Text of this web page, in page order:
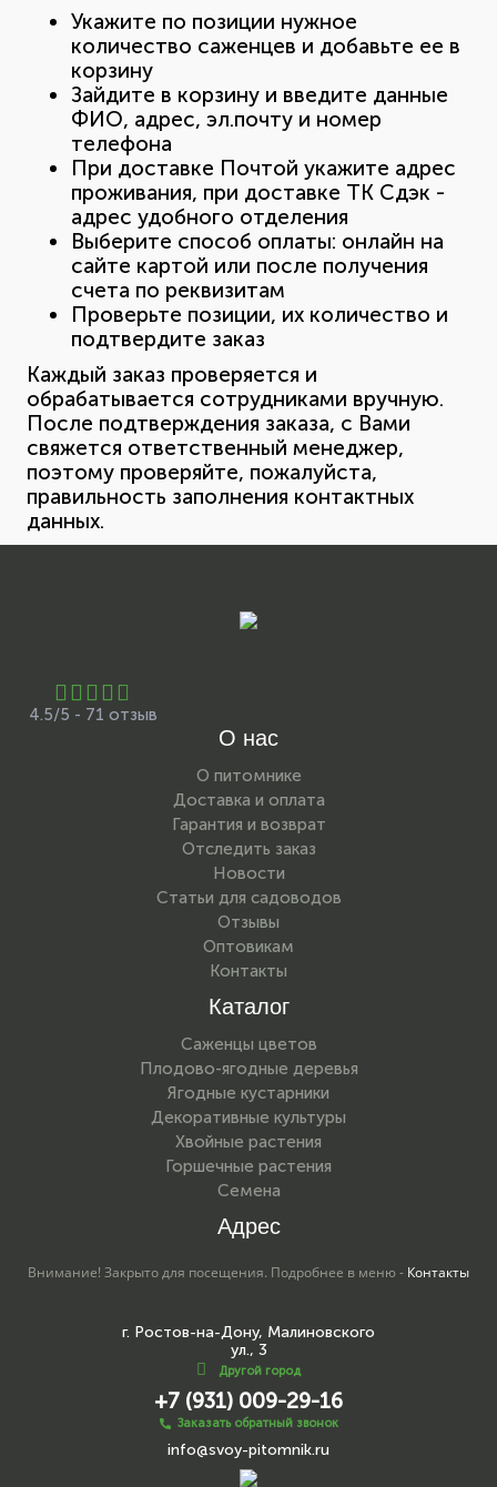
Укажите по позиции нужное
количество саженцев и добавьте ее в
корзину
Зайдите в корзину и введите данные
ФИО, адрес, эл.почту и номер
телефона
При доставке Почтой укажите адрес
проживания, при доставке ТК Сдэк -
адрес удобного отделения
Выберите способ оплаты: онлайн на
сайте картой или после получения
счета по реквизитам
Проверьте позиции, их количество и
подтвердите заказ
Каждый заказ проверяется и
обрабатывается сотрудниками вручную.
После подтверждения заказа, с Вами
свяжется ответственный менеджер,
поэтому проверяйте, пожалуйста,
правильность заполнения контактных
данных.
4.5/5 - 71 отзыв
О нас
О питомнике
Доставка и оплата
Гарантия и возврат
Отследить заказ
Новости
Статьи для садоводов
Отзывы
Оптовикам
Контакты
Каталог
Саженцы цветов
Плодово-ягодные деревья
Ягодные кустарники
Декоративные культуры
Хвойные растения
Горшечные растения
Семена
Адрес
Внимание! Закрыто для посещения. Подробнее в меню - Контакты
г. Ростов-на-Дону, Малиновского
ул., 3
Другой город
+7 (931) 009-29-16
Заказать обратный звонок
info@svoy-pitomnik.ru